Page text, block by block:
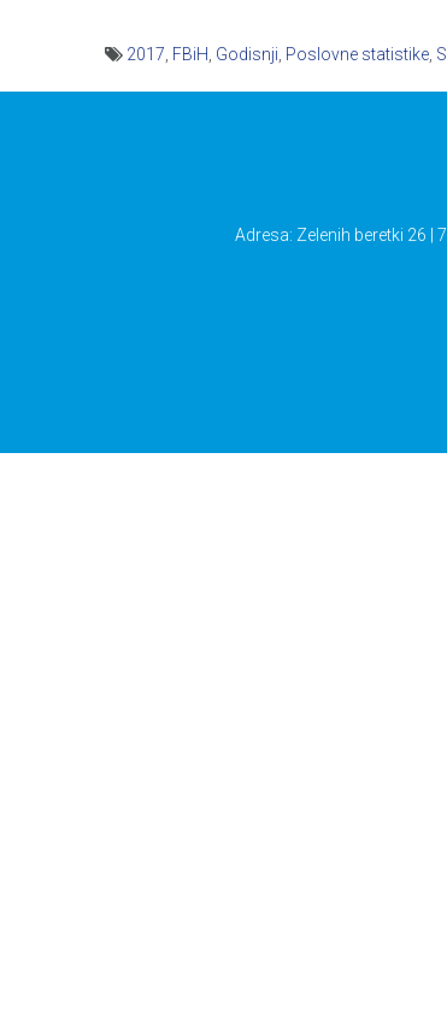
2017 FBiH Godisnji Poslovne statistike
Adresa: Zelenih beretki 26 |